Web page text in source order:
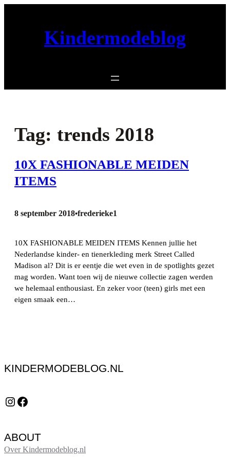
Kindermodeblog
Tag: trends 2018
10X FASHIONABLE MEIDEN
ITEMS
8 september 2018•frederieke1
10X FASHIONABLE MEIDEN ITEMS Kennen jullie het
Nederlandse kinder- en tienerkleding merk Street Called
Madison al? Dit is er eentje die wet even in de spotlights gezet
mag worden. Want toen wij de nieuwe collectie zagen werden
we helemaal enthousiast. En zeker voor (teen) girls met een
eigen smaak een…
KINDERMODEBLOG.NL
Instagram Facebook
ABOUT
Over Kindermodeblog.nl